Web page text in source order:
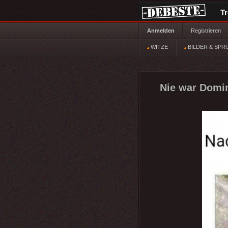
Anmelden Registrieren
WITZE BILDER &
Nie war